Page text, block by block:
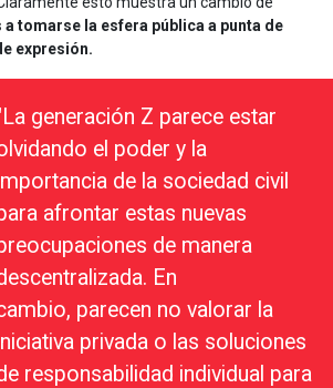
tomarse la esfera pública a punta de
expresión.
generación Z parece estar
el poder y la
de la sociedad civil
afrontar estas nuevas
de manera
En
parecen no valorar la
privada o las soluciones
responsabilidad individual para